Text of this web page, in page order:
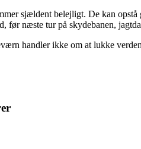
sjældent belejligt. De kan
før næste tur på skydebanen,
handler ikke om at lukke